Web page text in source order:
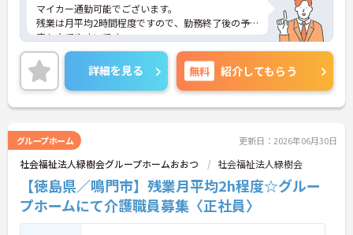
マイカー通勤可能でございます。
残業は月平均2時間程度ですので、勤務終了後の予
定も立てやすいです。
昇給や賞与制度があり頑張りが評価されてしっかり
と職員に還元されます。
ご興味のある方には、面接対策ポイントなど、さら
に詳細をお話しいたしますのでお気軽にご相談くだ
さい！
詳細を見る 無料 紹介してもらう
グループホーム 更新日：2026年06月30日
社会福祉法人緑樹会グループホームおおつ 社会福祉法人緑樹会
【徳島県／鳴門市】残業月平均2h程度☆グルー
プホームにて介護職員募集〈正社員〉